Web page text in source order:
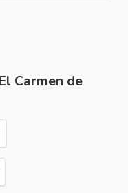
Carmen de